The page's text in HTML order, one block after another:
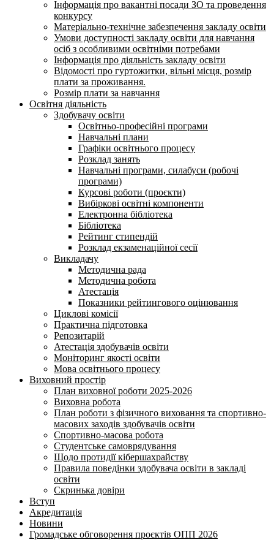
Інформація про вакантні посади ЗО та проведення
конкурсу
Матеріально-технічне забезпечення закладу освіти
Умови доступності закладу освіти для навчання
осіб з особливими освітніми потребами
Інформація про діяльність закладу освіти
Відомості про гуртожитки, вільні місця, розмір
плати за проживання.
Розмір плати за навчання
Освітня діяльність
Здобувачу освіти
Освітньо-професійні програми
Навчальні плани
Графіки освітнього процесу
Розклад занять
Навчальні програми, силабуси (робочі
програми)
Курсові роботи (проєкти)
Вибіркові освітні компоненти
Електронна бібліотека
Бібліотека
Рейтинг стипендій
Розклад екзаменаційної сесії
Викладачу
Методична рада
Методична робота
Атестація
Показники рейтингового оцінювання
Циклові комісії
Практична підготовка
Репозитарій
Атестація здобувачів освіти
Моніторинг якості освіти
Мова освітнього процесу
Виховний простір
План виховної роботи 2025-2026
Виховна робота
План роботи з фізичного виховання та спортивно-
масових заходів здобувачів освіти
Спортивно-масова робота
Студентське самоврядування
Щодо протидії кібершахрайству
Правила поведінки здобувача освіти в закладі
освіти
Скринька довіри
Вступ
Акредитація
Новини
Громадське обговорення проєктів ОПП 2026